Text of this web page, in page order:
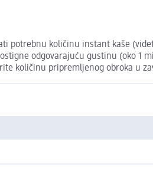
potrebnu količinu instant kaše
odgovarajuću gustinu (oko
količinu pripremljenog obroka u